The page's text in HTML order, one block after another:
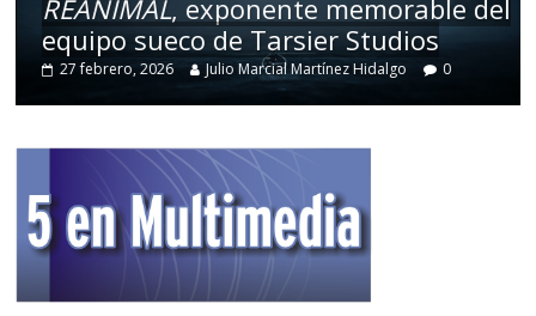
REANIMAL, exponente memorable del
equipo sueco de Tarsier Studios
27 febrero, 2026 Julio Marcial Martínez Hidalgo 0